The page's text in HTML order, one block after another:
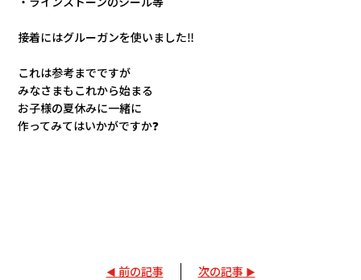
接着にはグルーガンを使いました‼
これは参考までですが
みなさまもこれから始まる
お子様の夏休みに一緒に
作ってみてはいかがですか❓
前の記事 次の記事